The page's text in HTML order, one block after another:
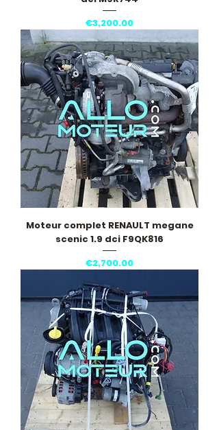
Price
€3,200.00
Moteur complet RENAULT megane
scenic 1.9 dci F9QK816
Price
€2,700.00